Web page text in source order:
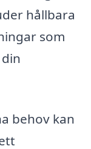
hållbara
som
behov kan